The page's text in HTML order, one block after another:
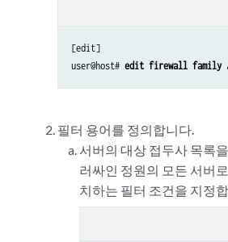
[edit]
user@host# edit firewall family
필터 용어를 정의합니다.
서버의 대상 접두사 목록
러싸인 정원의 모든 서버
치하는 필터 조건을 지정